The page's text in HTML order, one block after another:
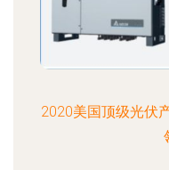
2020美国顶级光伏